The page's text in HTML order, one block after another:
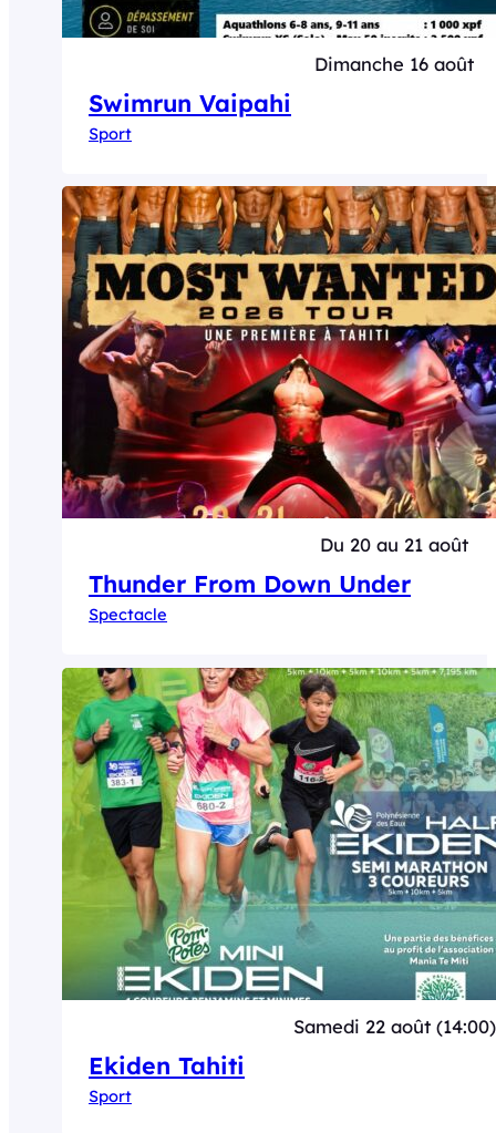
Dimanche 16 août
Swimrun Vaipahi
Sport
Du 20 au 21 août
Thunder From Down Under
Spectacle
Samedi 22 août (14:00)
Ekiden Tahiti
Sport